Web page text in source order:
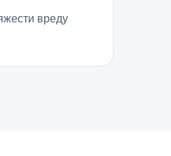
вреду